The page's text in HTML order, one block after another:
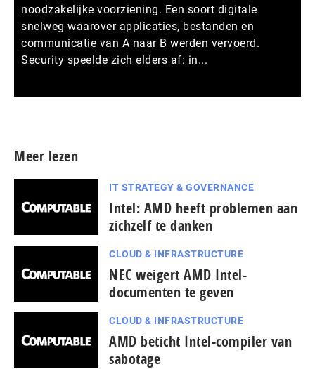
noodzakelijke voorziening. Een soort digitale
snelweg waarover applicaties, bestanden en
communicatie van A naar B werden vervoerd.
Security speelde zich elders af: in...
Meer lezen
IT STRATEGY & GOVERNANCE
Intel: AMD heeft problemen aan
zichzelf te danken
CLOUD & INFRASTRUCTURE
NEC weigert AMD Intel-
documenten te geven
CLOUD & INFRASTRUCTURE
AMD beticht Intel-compiler van
sabotage